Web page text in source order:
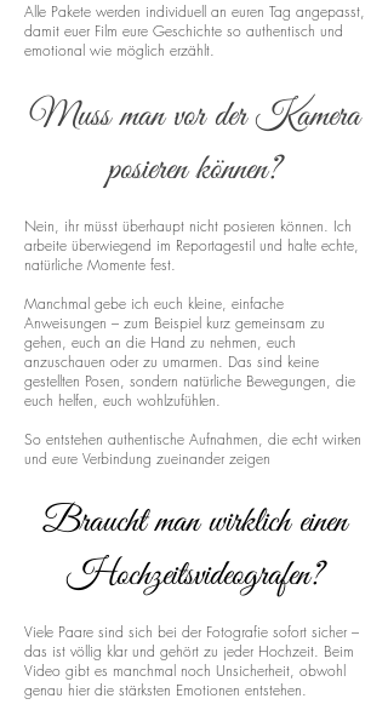
Alle Pakete werden individuell an euren Tag angepasst,
damit euer Film eure Geschichte so authentisch und
emotional wie möglich erzählt.
Muss man vor der Kamera
posieren können?
Nein, ihr müsst überhaupt nicht posieren können. Ich
arbeite überwiegend im Reportagestil und halte echte,
natürliche Momente fest.
Manchmal gebe ich euch kleine, einfache
Anweisungen – zum Beispiel kurz gemeinsam zu
gehen, euch an die Hand zu nehmen, euch
anzuschauen oder zu umarmen. Das sind keine
gestellten Posen, sondern natürliche Bewegungen, die
euch helfen, euch wohlzufühlen.
So entstehen authentische Aufnahmen, die echt wirken
und eure Verbindung zueinander zeigen
Braucht man wirklich einen
Hochzeitsvideografen?
Viele Paare sind sich bei der Fotografie sofort sicher –
das ist völlig klar und gehört zu jeder Hochzeit. Beim
Video gibt es manchmal noch Unsicherheit, obwohl
genau hier die stärksten Emotionen entstehen.